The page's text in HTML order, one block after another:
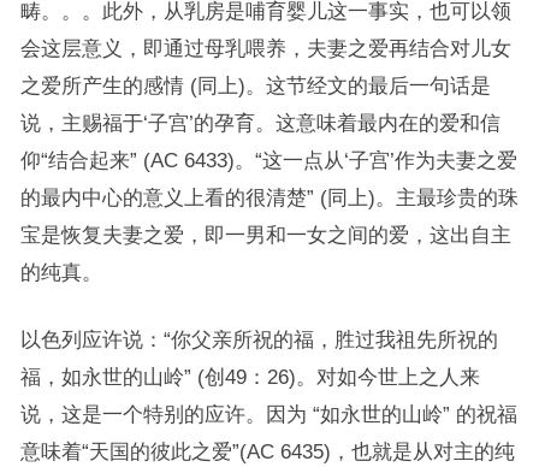
畴。。。此外，从乳房是哺育婴儿这一事实，也可以领
会这层意义，即通过母乳喂养，夫妻之爱再结合对儿女
之爱所产生的感情 (同上)。这节经文的最后一句话是
说，主赐福于‘子宫’的孕育。这意味着最内在的爱和信
仰“结合起来” (AC 6433)。“这一点从‘子宫’作为夫妻之爱
的最内中心的意义上看的很清楚” (同上)。主最珍贵的珠
宝是恢复夫妻之爱，即一男和一女之间的爱，这出自主
的纯真。
以色列应许说：“你父亲所祝的福，胜过我祖先所祝的
福，如永世的山岭” (创49：26)。对如今世上之人来
说，这是一个特别的应许。因为 “如永世的山岭” 的祝福
意味着“天国的彼此之爱”(AC 6435)，也就是从对主的纯